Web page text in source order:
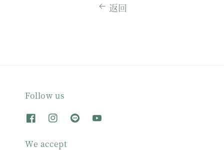
返回
Follow us
We accept